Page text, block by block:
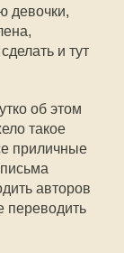
девочки,
и тут
об этом
такое
приличные
авторов
переводить